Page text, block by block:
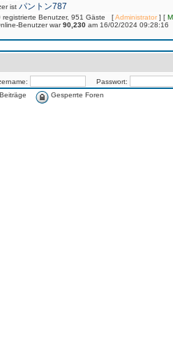
ist パントン787
registrierte Benutzer, 951 Gäste [Administrator] [
Benutzer war90,230 am 16/02/2024 09:28:16
Passwort:
Gesperrte Foren